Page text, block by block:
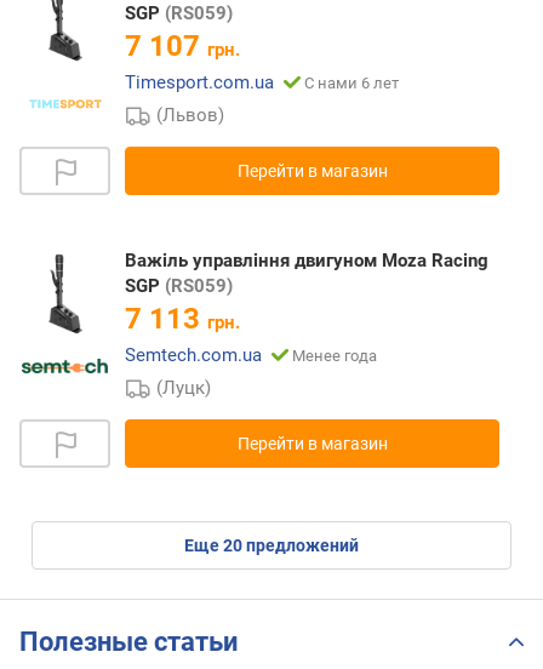
SGP (RS059)
7 107 грн.
Timesport.com.ua
С нами 6 лет
(Львов)
Перейти в магазин
Важіль управління двигуном Moza Racing
SGP (RS059)
7 113 грн.
Semtech.com.ua
Менее года
(Луцк)
Перейти в магазин
eще20предложений
Полезные статьи